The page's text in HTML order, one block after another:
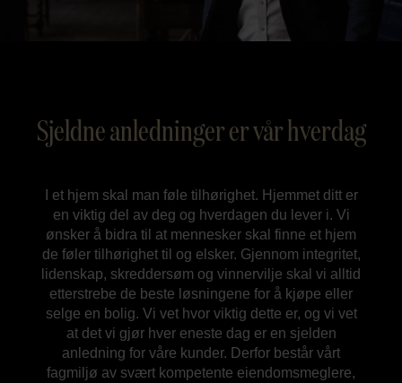
Sjeldne anledninger er vår hverdag
I et hjem skal man føle tilhørighet. Hjemmet ditt er
en viktig del av deg og hverdagen du lever i. Vi
ønsker å bidra til at mennesker skal finne et hjem
de føler tilhørighet til og elsker. Gjennom integritet,
lidenskap, skreddersøm og vinnervilje skal vi alltid
etterstrebe de beste løsningene for å kjøpe eller
selge en bolig. Vi vet hvor viktig dette er, og vi vet
at det vi gjør hver eneste dag er en sjelden
anledning for våre kunder. Derfor består vårt
fagmiljø av svært kompetente eiendomsmeglere,